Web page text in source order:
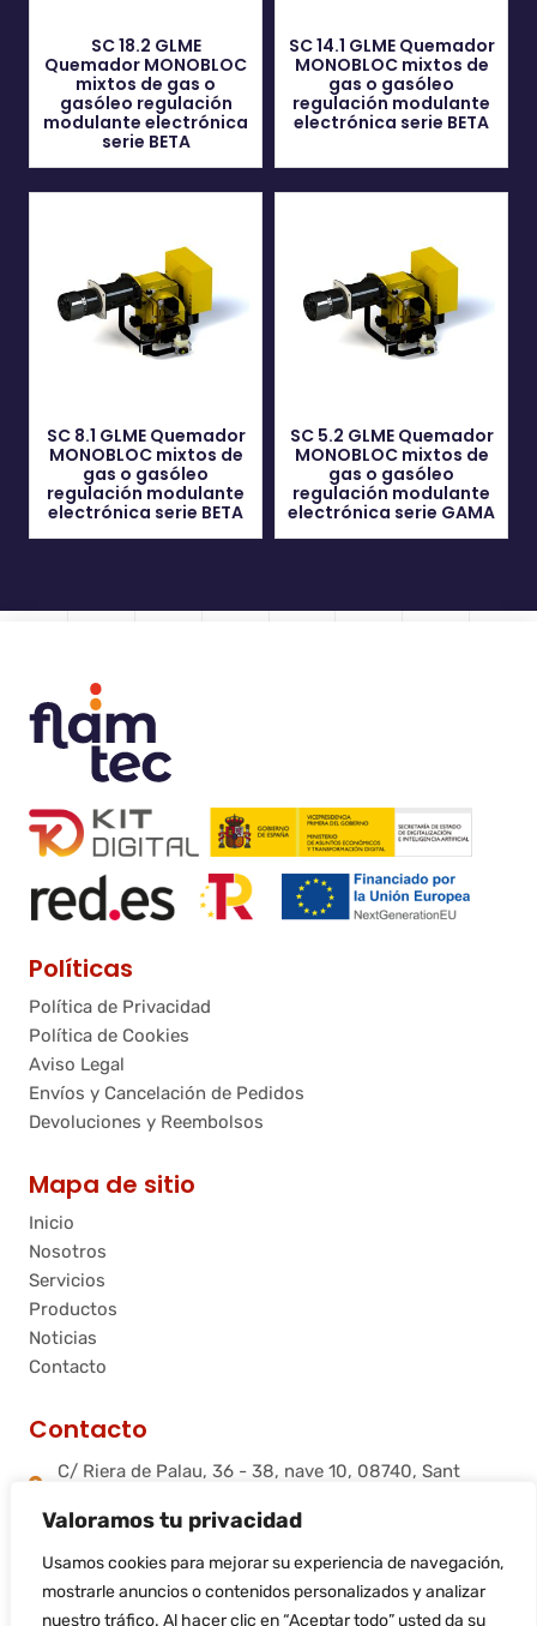
Valoramos tu privacidad
Usamos cookies para mejorar su experiencia de navegación,
mostrarle anuncios o contenidos personalizados y analizar
nuestro tráfico. Al hacer clic en “Aceptar todo” usted da su
SC 18.2 GLME
Quemador MONOBLOC
mixtos de gas o
gasóleo regulación
modulante electrónica
serie BETA
SC 14.1 GLME Quemador
MONOBLOC mixtos de
gas o gasóleo
regulación modulante
electrónica serie BETA
SC 8.1 GLME Quemador
MONOBLOC mixtos de
gas o gasóleo
regulación modulante
electrónica serie BETA
SC 5.2 GLME Quemador
MONOBLOC mixtos de
gas o gasóleo
regulación modulante
electrónica serie GAMA
Políticas
Política de Privacidad
Política de Cookies
Aviso Legal
Envíos y Cancelación de Pedidos
Devoluciones y Reembolsos
Mapa de sitio
Inicio
Nosotros
Servicios
Productos
Noticias
Contacto
Contacto
C/ Riera de Palau, 36 - 38, nave 10, 08740, Sant
info@flamtec.es
+34 937 06 00 52
Flamtec Combustión Ibérica, S.L.